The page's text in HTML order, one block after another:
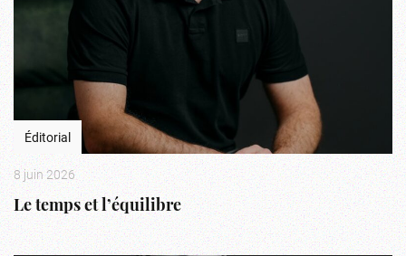
Éditorial
8 juin 2026
Le temps et l’équilibre